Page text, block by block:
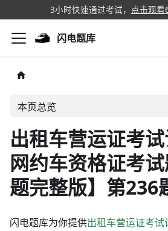
3小时快速通过考试， 点击观看
闪电题库
本页总览
出租车营运证考
网约车资格证考
题完整版】第236
闪电题库为你提供出租车营运证考试